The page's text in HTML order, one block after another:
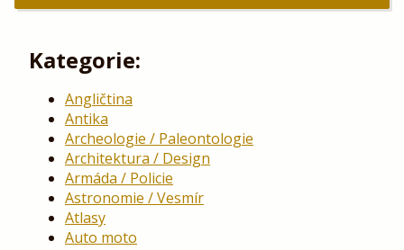
Kategorie:
Angličtina
Antika
Archeologie / Paleontologie
Architektura / Design
Armáda / Policie
Astronomie / Vesmír
Atlasy
Auto moto